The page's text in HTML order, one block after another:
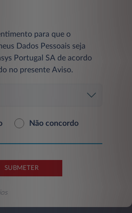
para que o
Dados Pessoais seja
Portugal SA de acordo
no presente Aviso.
Não concordo
SUBMETER